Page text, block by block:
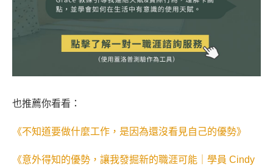
也推薦你看看：
《不知道要做什麼工作，是因為還沒看見自己的優勢》
《意外得知的優勢，讓我發掘新的職涯可能｜學員 Cindy